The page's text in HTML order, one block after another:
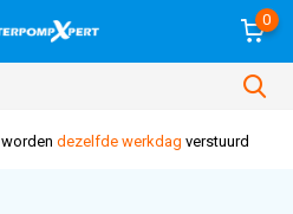
0
worden dezelfde werkdag verstuurd